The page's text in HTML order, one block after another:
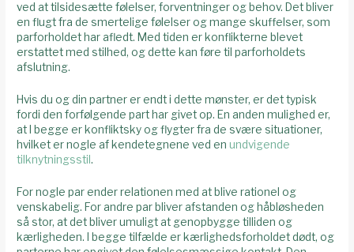
ved at tilsidesætte følelser, forventninger og behov. Det bliver
en flugt fra de smertelige følelser og mange skuffelser, som
parforholdet har afledt. Med tiden er konflikterne blevet
erstattet med stilhed, og dette kan føre til parforholdets
afslutning.
Hvis du og din partner er endt i dette mønster, er det typisk
fordi den forfølgende part har givet op. En anden mulighed er,
at I begge er konfliktsky og flygter fra de svære situationer,
hvilket er nogle af kendetegnene ved enundvigende
tilknytningsstil.
For nogle par ender relationen med at blive rationel og
venskabelig. For andre par bliver afstanden og håbløsheden
så stor, at det bliver umuligt at genopbygge tilliden og
kærligheden. I begge tilfælde er kærlighedsforholdet dødt, og